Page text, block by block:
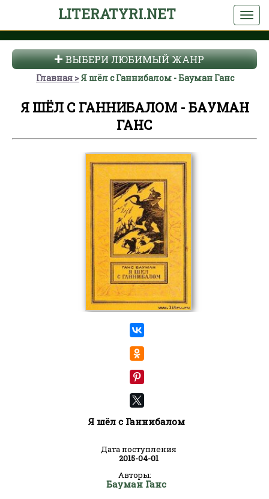
LITERATYRI.NET
ВЫБЕРИ ЛЮБИМЫЙ ЖАНР
Главная Я шёл с Ганнибалом - Бауман Ганс
Я ШЁЛ С ГАННИБАЛОМ - БАУМАН
ГАНС
Я шёл с Ганнибалом
Дата поступления
2015-04-01
Авторы:
Бауман Ганс